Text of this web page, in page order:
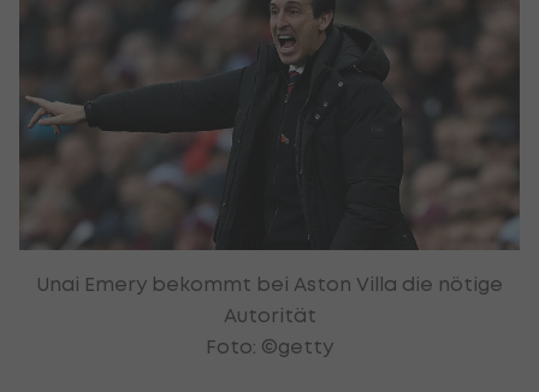
Unai Emery bekommt bei Aston Villa die nötige
Autorität
Foto: ©getty